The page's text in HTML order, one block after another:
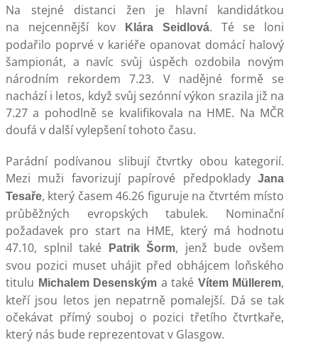
Na stejné distanci žen je hlavní kandidátkou
na nejcennější kov
Klára Seidlová. Té se loni
podařilo poprvé v kariéře opanovat domácí halový
šampionát, a navíc svůj úspěch ozdobila novým
národním rekordem 7.23. V nadějné formě se
nachází i letos, když svůj sezónní výkon srazila již na
7.27 a pohodlně se kvalifikovala na HME. Na MČR
doufá v další vylepšení tohoto času.
Parádní podívanou slibují čtvrtky obou kategorií.
Mezi muži favorizují papírové předpoklady Jana
Tesaře, který časem 46.26 figuruje na čtvrtém místo
průběžných evropských tabulek. Nominační
požadavek pro start na HME, který má hodnotu
47.10, splnil také
Patrik Šorm, jenž bude ovšem
svou pozici muset uhájit před obhájcem loňského
titulu Michalem Desenským a také Vítem Müllerem,
kteří jsou letos jen nepatrně pomalejší. Dá se tak
očekávat přímý souboj o pozici třetího čtvrtkaře,
který nás bude reprezentovat v Glasgow.